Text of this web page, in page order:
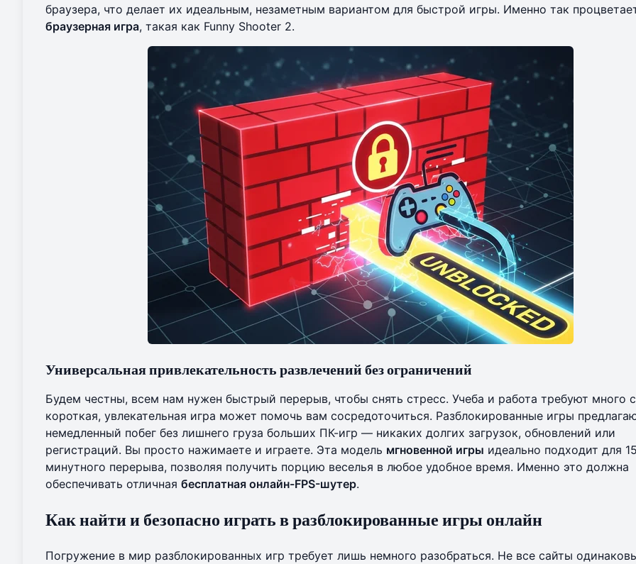
браузера, что делает их идеальным, незаметным вариантом для быстрой игры. Именно так
браузерная игра, такая как Funny Shooter 2.
Универсальная привлекательность развлечений без ограничений
Будем честны, всем нам нужен быстрый перерыв, чтобы снять стресс. Учеба и работа требуют много
короткая, увлекательная игра может помочь вам сосредоточиться. Разблокированные игры
немедленный побег без лишнего груза больших ПК-игр — никаких долгих загрузок, обновлений или
регистраций. Вы просто нажимаете и играете. Эта модель мгновенной игры идеально подходит для
минутного перерыва, позволяя получить порцию веселья в любое удобное время. Именно это должна
обеспечивать отличная бесплатная онлайн-FPS-шутер.
Как найти и безопасно играть в разблокированные игры онлайн
Погружение в мир разблокированных игр требует лишь немного разобраться. Не все сайты